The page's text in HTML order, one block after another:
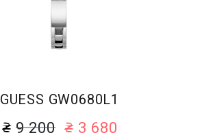
GUESS GW0680L1
9 200 3 680